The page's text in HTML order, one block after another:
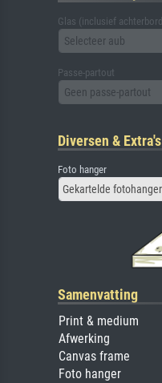
Glas (inclusief
Selecteer aub
Passe-partout
Geen passe-partout
Diversen & Extra's
Foto hanger
Gekartelde fotohanger
Samenvatting
Print & medium
Afwerking
Canvas frame
Foto hanger